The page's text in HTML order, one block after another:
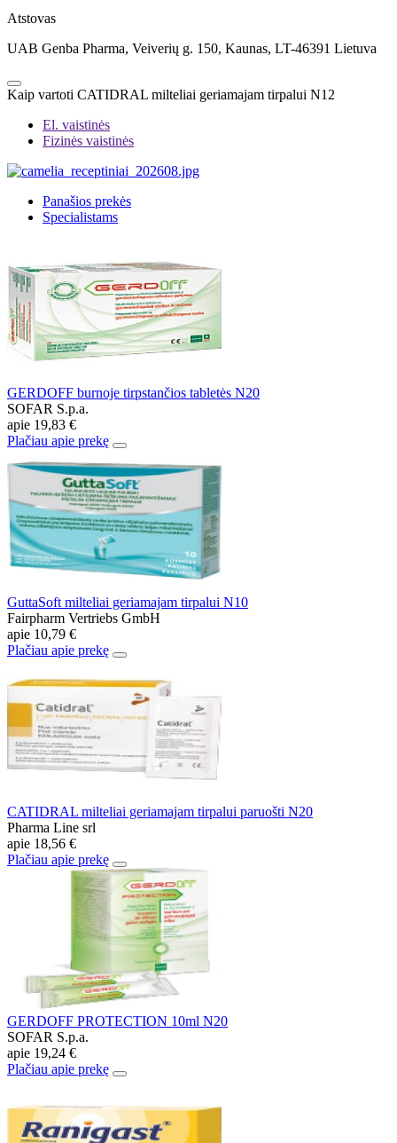
Atstovas
UAB Genba Pharma, Veiverių g. 150, Kaunas, LT-46391 Lietuva
Kaip vartoti CATIDRAL milteliai geriamajam tirpalui N12
El. vaistinės
Fizinės vaistinės
Panašios prekės
Specialistams
GERDOFF burnoje tirpstančios tabletės N20
SOFAR S.p.a.
apie 19,83 €
Plačiau apie prekę
GuttaSoft milteliai geriamajam tirpalui N10
Fairpharm Vertriebs GmbH
apie 10,79 €
Plačiau apie prekę
CATIDRAL milteliai geriamajam tirpalui paruošti N20
Pharma Line srl
apie 18,56 €
Plačiau apie prekę
GERDOFF PROTECTION 10ml N20
SOFAR S.p.a.
apie 19,24 €
Plačiau apie prekę